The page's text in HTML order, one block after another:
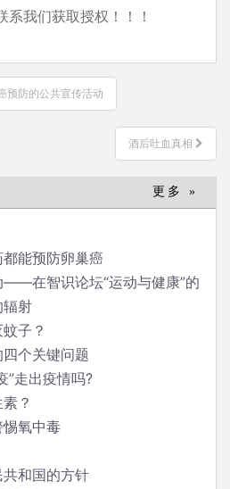
系我们获取授权！！！
预防的公共宣传活动
酒后吐血真相
更多 »
能预防卵巢癌
——在智识论坛“运动与健康”的
辐射
子？
个关键问题
”走出疫情吗?
？
惕氧中毒
和国的方针